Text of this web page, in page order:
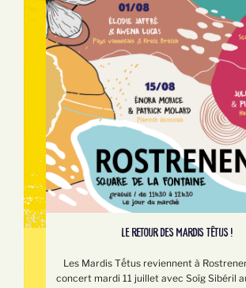
LE RETOUR DES MARDIS TÊTUS !
Les Mardis Tếtus reviennent à
concert mardi 11 juillet avec Soïg Sibéril